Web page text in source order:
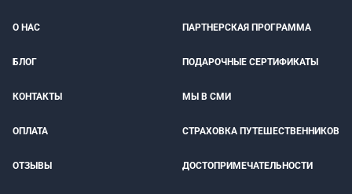
О НАС ПАРТНЕРСКАЯ ПРОГРАММА
БЛОГ ПОДАРОЧНЫЕ СЕРТИФИКАТЫ
КОНТАКТЫ МЫ В СМИ
ОПЛАТА СТРАХОВКА ПУТЕШЕСТВЕННИКОВ
ОТЗЫВЫ ДОСТОПРИМЕЧАТЕЛЬНОСТИ